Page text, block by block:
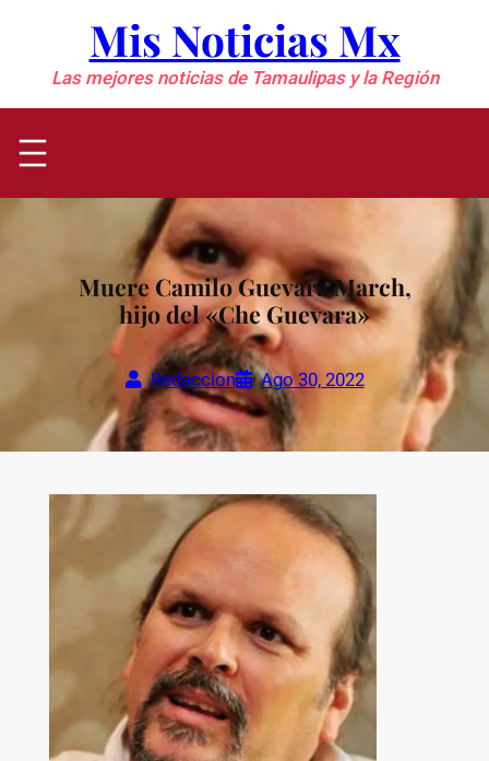
contenido
Mis Noticias Mx
Las mejores noticias de Tamaulipas y la Región
Muere Camilo Guevara March,
hijo del «Che Guevara»
Redaccion Ago 30, 2022